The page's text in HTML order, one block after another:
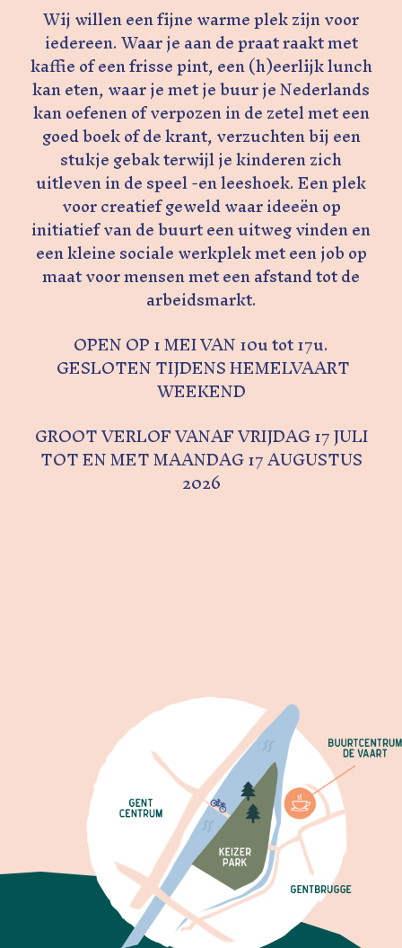
Wij willen een fijne warme plek zijn voor
iedereen. Waar je aan de praat raakt met
kaffie of een frisse pint, een (h)eerlijk lunch
kan eten, waar je met je buur je Nederlands
kan oefenen of verpozen in de zetel met een
goed boek of de krant, verzuchten bij een
stukje gebak terwijl je kinderen zich
uitleven in de speel -en leeshoek. Een plek
voor creatief geweld waar ideeën op
initiatief van de buurt een uitweg vinden en
een kleine sociale werkplek met een job op
maat voor mensen met een afstand tot de
arbeidsmarkt.
OPEN OP 1 MEI VAN 10u tot 17u.
GESLOTEN TIJDENS HEMELVAART
WEEKEND
GROOT VERLOF VANAF VRIJDAG 17 JULI
TOT EN MET MAANDAG 17 AUGUSTUS
2026